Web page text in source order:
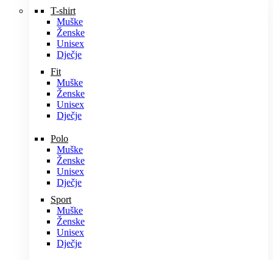
T-shirt
Muške
Ženske
Unisex
Dječje
Fit
Muške
Ženske
Unisex
Dječje
Polo
Muške
Ženske
Unisex
Dječje
Sport
Muške
Ženske
Unisex
Dječje